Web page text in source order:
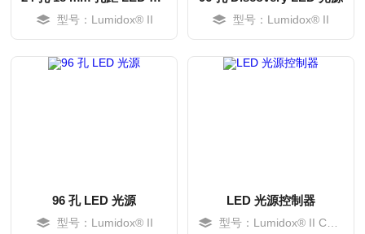
型号：Lumidox® II 型号：Lumidox® II
96 孔 LED 光源
型号：Lumidox® II
LED 光源控制器
型号：Lumidox® II Controller